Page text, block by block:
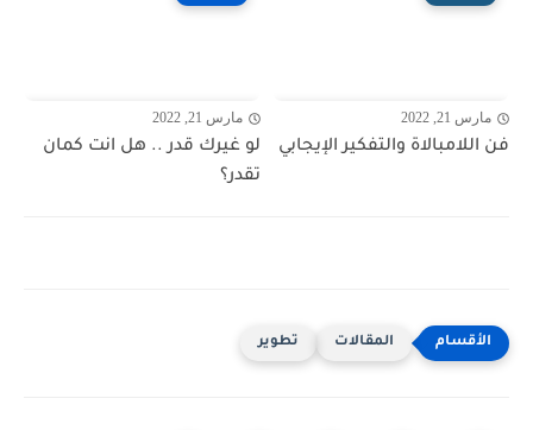
مارس 21, 2022
فن اللامبالاة والتفكير الإيجابي
مارس 21, 2022
لو غيرك قدر .. هل انت كمان
تقدر؟
المقالات تطوير